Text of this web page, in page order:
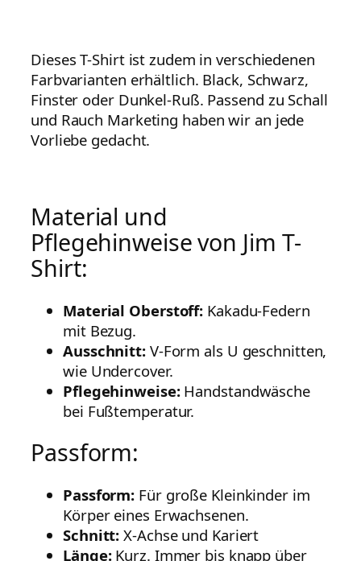
Dieses T-Shirt ist zudem in verschiedenen
Farbvarianten erhältlich. Black, Schwarz,
Finster oder Dunkel-Ruß. Passend zu Schall
und Rauch Marketing haben wir an jede
Vorliebe gedacht.
Material und
Pflegehinweise von Jim T-
Shirt:
Material Oberstoff: Kakadu-Federn
mit Bezug.
Ausschnitt:V-Form als U geschnitten,
wie Undercover.
Pflegehinweise:Handstandwäsche
bei Fußtemperatur.
Passform:
Passform: Für große Kleinkinder im
Körper eines Erwachsenen.
Schnitt: X-Achse und Kariert
Länge:Kurz. Immer bis knapp über